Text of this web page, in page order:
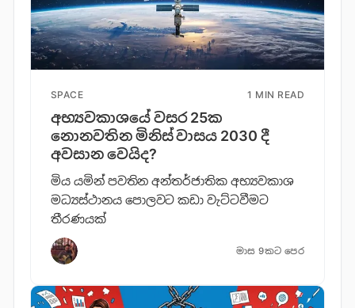
SPACE 1 MIN READ
අභ්‍යවකාශයේ වසර 25ක
නොනවතින මිනිස් වාසය 2030 දී
අවසාන වෙයිද?
මිය යමින් පවතින අන්තර්ජාතික අභ්‍යවකාශ
මධ්‍යස්ථානය පොලවට කඩා වැට්ටවීමට
තීරණයක්
මාස 9කට පෙර